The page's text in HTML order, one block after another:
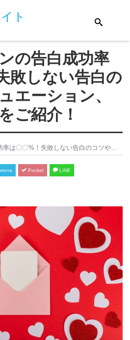
ト
の告白成功率
敗しない告白の
エーション、
ご紹介！
しない告白のコツやシチュエーション、タイミングをご紹介！
Pocket LINE